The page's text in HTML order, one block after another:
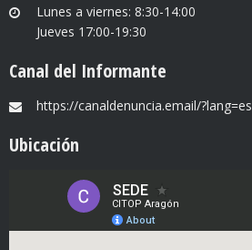
Lunes a viernes: 8:30-14:00
Jueves 17:00-19:30
Canal del Informante
https://canaldenuncia.email/?lang=es
Ubicación